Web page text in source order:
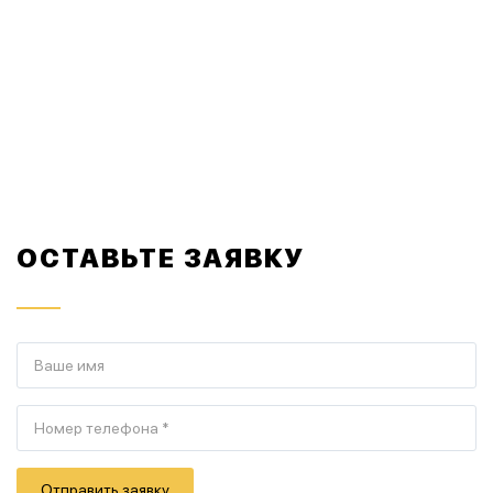
ОСТАВЬТЕ ЗАЯВКУ